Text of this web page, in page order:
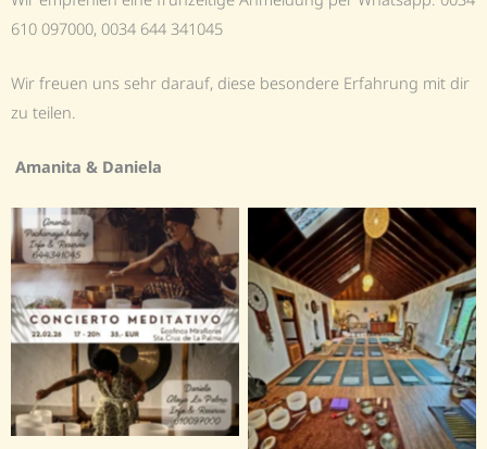
610 097000, 0034 644 341045
Wir freuen uns sehr darauf, diese besondere Erfahrung mit dir
zu teilen.
Amanita & Daniela